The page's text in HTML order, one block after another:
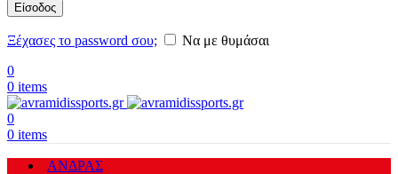
Είσοδος
Ξέχασες το password σου;
Να με θυμάσαι
0
0 items
0
0 items
ΑΝΔΡΑΣ